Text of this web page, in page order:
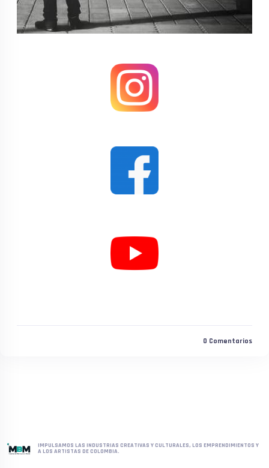
0 Comentarios
IMPULSAMOS LAS INDUSTRIAS CREATIVAS Y CULTURALES, LOS EMPRENDIMIENTOS Y
A LOS ARTISTAS DE COLOMBIA.